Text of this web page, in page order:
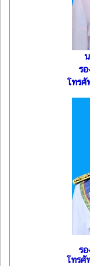
ร
โทร
ร
โทร